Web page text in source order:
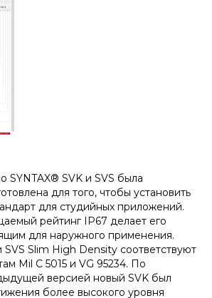
SYNTAX® SVK и SVS была
для того, чтобы установить
для студийных приложений.
рейтинг IP67 делает его
для наружного применения.
SVS Slim High Density соответствуют
Mil C 5015 и VG 95234. По
версией новый SVK был
более высокого уровня